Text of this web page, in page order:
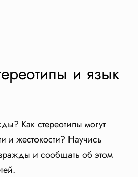
и язык
Как стереотипы могут
и жестокости? Научись
и сообщать об этом